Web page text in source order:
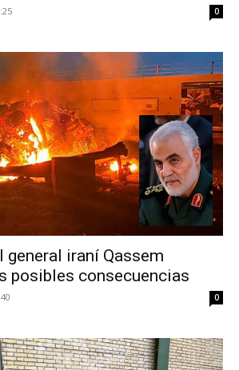
0
general iraní Qassem
posibles consecuencias
0